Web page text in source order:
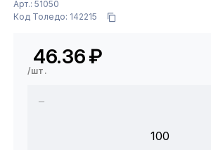
Арт.: 51050
Код Толедо: 142215
46.36₽
/шт.
100